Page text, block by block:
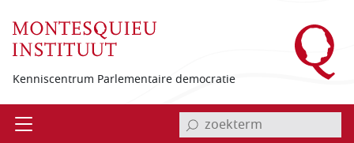
Kenniscentrum Parlementaire democratie
Open invoerveld zoekterm